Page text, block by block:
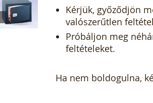
Kérjük, győződjön
valószerűtlen
Próbáljon meg
feltételeket.
Ha nem boldogulna,